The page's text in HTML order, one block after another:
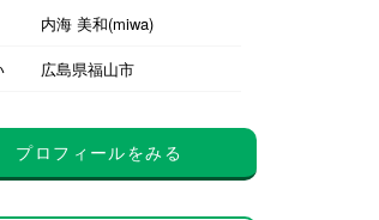
内海 美和(miwa)
広島県福山市
プロフィールをみる